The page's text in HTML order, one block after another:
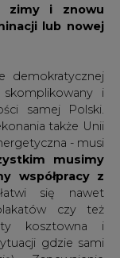
zimy i znowu
lub nowej
demokratycznej
i
samej Polski.
także Unii
- musi
musimy
współpracy z
się nawet
czy też
kosztowna i
gdzie sami